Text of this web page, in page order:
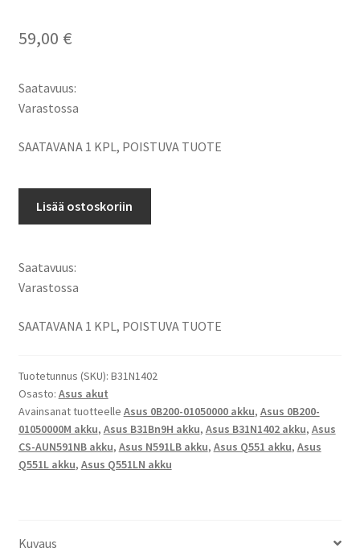
59,00 €
Saatavuus:
Varastossa
SAATAVANA 1 KPL, POISTUVA TUOTE
Q551L,
Q551LN,
Ion
11,4V
4000mAh
45,6Wh
/
01050000,
Lisää ostoskoriin
Saatavuus:
Varastossa
SAATAVANA 1 KPL, POISTUVA TUOTE
Tuotetunnus (SKU): B31N1402
Osasto: Asus akut
Avainsanat tuotteelle Asus 0B200-01050000 akku, Asus 0B200-
01050000M akku, Asus B31Bn9H akku, Asus B31N1402 akku, Asus
CS-AUN591NB akku, Asus N591LB akku, Asus Q551 akku, Asus
Q551L akku, Asus Q551LN akku
Kuvaus